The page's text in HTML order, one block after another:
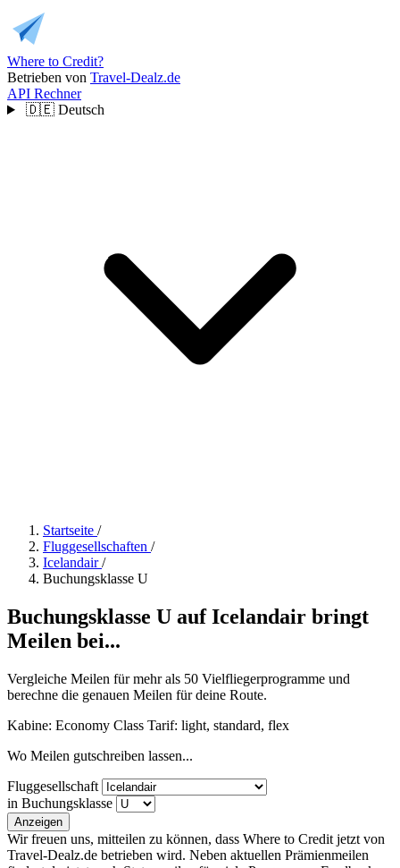
Where to Credit?
Betrieben von Travel-Dealz.de
API Rechner
🇩🇪 Deutsch
Startseite /
Fluggesellschaften /
Icelandair /
Buchungsklasse U
Buchungsklasse U auf Icelandair bringt
Meilen bei...
Vergleiche Meilen für mehr als 50 Vielfliegerprogramme und
berechne die genauen Meilen für deine Route.
Kabine: Economy Class Tarif: light, standard, flex
Wo Meilen gutschreiben lassen...
Fluggesellschaft
in Buchungsklasse
Anzeigen
Wir freuen uns, mitteilen zu können, dass Where to Credit jetzt von
Travel-Dealz.de betrieben wird. Neben aktuellen Prämienmeilen